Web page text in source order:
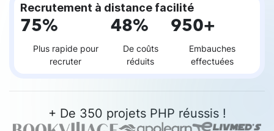
Recrutement à distance facilité
75%
Plus rapide pour
recruter
48%
De coûts
réduits
950+
Embauches
effectuées
+ De 350 projets PHP réussis !